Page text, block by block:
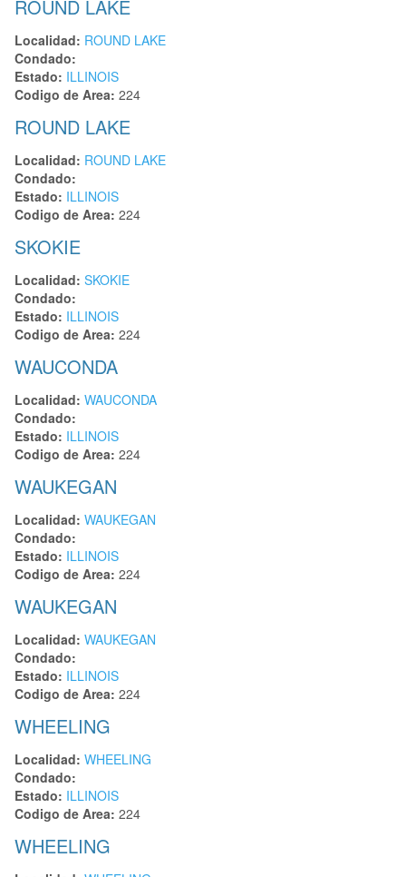
ROUND LAKE
Localidad: ROUND LAKE
Condado:
Estado: ILLINOIS
Codigo de Area: 224
ROUND LAKE
Localidad: ROUND LAKE
Condado:
Estado: ILLINOIS
Codigo de Area: 224
SKOKIE
Localidad: SKOKIE
Condado:
Estado: ILLINOIS
Codigo de Area: 224
WAUCONDA
Localidad: WAUCONDA
Condado:
Estado: ILLINOIS
Codigo de Area: 224
WAUKEGAN
Localidad: WAUKEGAN
Condado:
Estado: ILLINOIS
Codigo de Area: 224
WAUKEGAN
Localidad: WAUKEGAN
Condado:
Estado: ILLINOIS
Codigo de Area: 224
WHEELING
Localidad: WHEELING
Condado:
Estado: ILLINOIS
Codigo de Area: 224
WHEELING